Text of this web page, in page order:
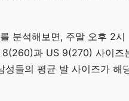
분석해보면, 주말 오후 2시
과 US 9(270) 사이즈
들의 평균 발 사이즈가 해